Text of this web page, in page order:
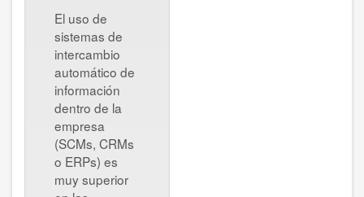
El uso de
sistemas de
intercambio
automático de
información
dentro de la
empresa
(SCMs, CRMs
o ERPs) es
muy superior